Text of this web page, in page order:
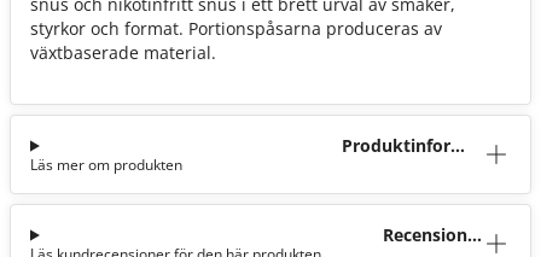
styrkor och format. Portionspåsarna produceras av
växtbaserade material.
Produktinforma
Läs mer om produkten
Recensioner